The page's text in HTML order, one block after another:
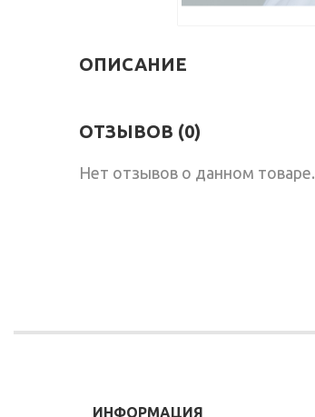
ОПИСАНИЕ
ОТЗЫВОВ (0)
Нет отзывов о данном товаре.
ИНФОРМАЦИЯ